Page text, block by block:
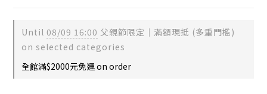
Until 08/09 16:00 父親節限定｜滿額現抵 (多重門檻)
on selected categories
全館滿$2000元免運 on order